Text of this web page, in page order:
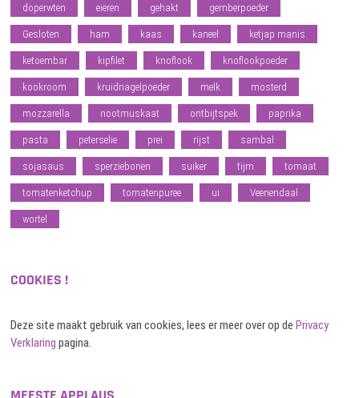
doperwten eieren gehakt gemberpoeder
Gesloten ham kaas kaneel ketjap manis
ketoembar kipfilet knoflook knoflookpoeder
kookroom kruidnagelpoeder melk mosterd
mozzarella nootmuskaat ontbijtspek paprika
pasta peterselie prei rijst sambal
sojasaus sperziebonen suiker tijm tomaat
tomatenketchup tomatenpuree ui Veenendaal
wortel
COOKIES !
Deze site maakt gebruik van cookies, lees er meer over op dePrivacy
Verklaring pagina.